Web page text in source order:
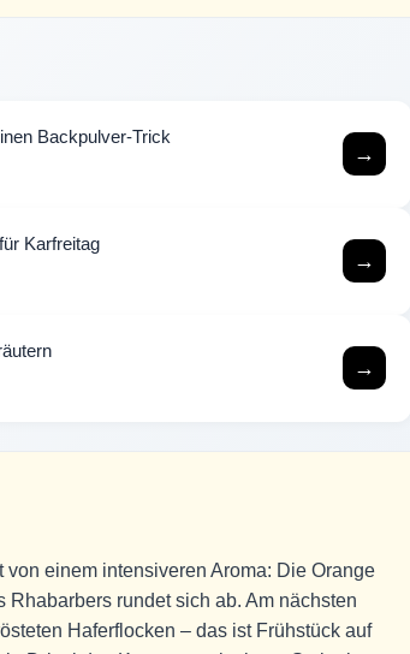
Backpulver-Trick
→
Karfreitag
→
→
einem intensiveren Aroma: Die Orange
rundet sich ab. Am nächsten
Haferflocken – das ist Frühstück auf